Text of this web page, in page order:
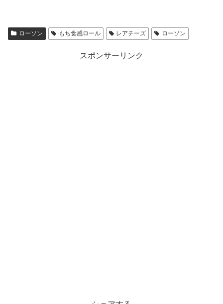
ローソン もち食感ロール レアチーズ ローソン
スポンサーリンク